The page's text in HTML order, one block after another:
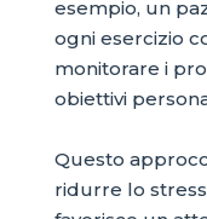
esempio, un
ogni esercizio
monitorare i
obiettivi
Questo
ridurre lo